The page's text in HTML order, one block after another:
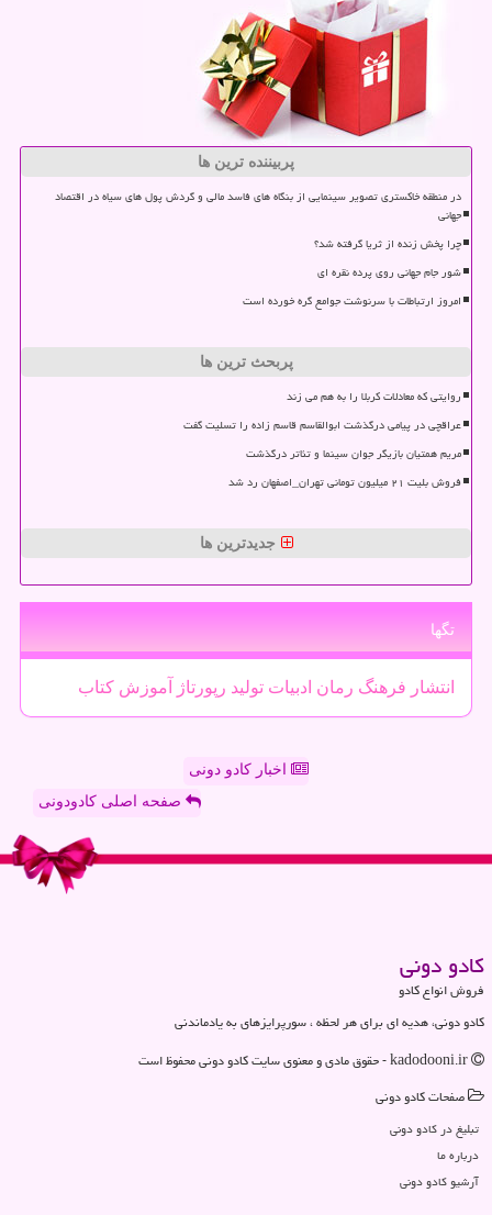
پربیننده ترین ها
در منطقه خاکستری تصویر سینمایی از بنگاه های فاسد مالی و گردش پول های سیاه در اقتصاد
جهانی
چرا پخش زنده از ثریا گرفته شد؟
شور جام جهانی روی پرده نقره ای
امروز ارتباطات با سرنوشت جوامع گره خورده است
پربحث ترین ها
روایتی که معادلات کربلا را به هم می زند
عراقچی در پیامی درگذشت ابوالقاسم قاسم زاده را تسلیت گفت
مریم همتیان بازیگر جوان سینما و تئاتر درگذشت
فروش بلیت ۲۱ میلیون تومانی تهران_اصفهان رد شد
جدیدترین ها
تگها
انتشار فرهنگ رمان ادبیات تولید رپورتاژ آموزش كتاب
اخبار کادو دونی
صفحه اصلی کادودونی
كادو دونی
فروش انواع کادو
کادو دونی، هدیه ای برای هر لحظه ، سورپرایزهای به یادماندنی
صفحات كادو دونی
تبلیغ در كادو دونی
درباره ما
آرشیو كادو دونی